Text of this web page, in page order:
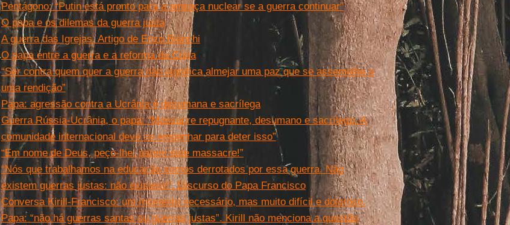
Pentágono: “Putin está pronto para a ameaça nuclear se a guerra continuar”
O papa e os dilemas da guerra justa
A guerra das Igrejas. Artigo de Enzo Bianchi
O papa entre a guerra e a reforma da Cúria
“Ser contra quem quer a guerra não significa almejar uma paz que se assemelhe a
uma rendição”
Papa: agressão contra a Ucrânia é desumana e sacrílega
Guerra Rússia-Ucrânia, o papa: “Massacre repugnante, desumano e sacrílego. A
comunidade internacional deve se empenhar para deter isso”
“Em nome de Deus, peço-lhe: parem este massacre!”
“Nós que trabalhamos na educação somos derrotados por essa guerra. Não
existem guerras justas: não existem!”. Discurso do Papa Francisco
Conversa Kirill-Francisco: um momento necessário, mas muito difícil e doloroso.
Papa: “não há guerras santas ou guerras justas”. Kirill não menciona a questão